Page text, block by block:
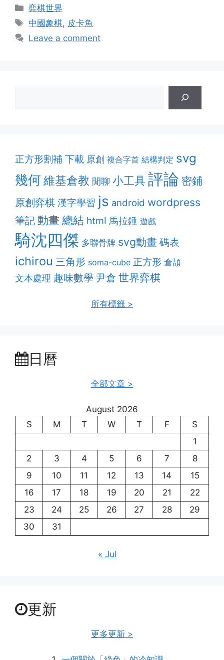
Categories
弈棋世界
Tags
中國象棋, 皮卡魚
Leave a comment
正方形割補 下載 原創 複合字首 結構判定 svg
幾何維基倉教 閒聊 小工具 評論 密鋪
原創弈棋 漢字學習 js android wordpress
筆記 動畫 總結 html 馬拉錘 遊戲
騎沈四傑 多聯骨牌 svg動畫 碼表
ichirou 三角形 soma-cube 正方形 倉頡
文本處理 趣味數學 尹倉 世界弈棋
所有標籤 >
日曆
全部文章 >
August 2026
S
M T W T F
S
1
2
3 4 5 6 7
8
9
10 11 12 13 14
15
16
17 18 19 20 21
22
23
24 25 26 27 28
29
30
31
« Jul
更新
更多更新 >